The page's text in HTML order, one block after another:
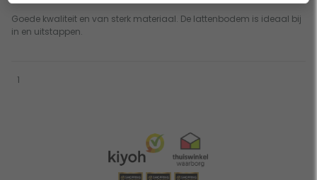
Goede kwaliteit en van sterk materiaal. De lattenbodem is ideaal bij
in en uitstappen.
1